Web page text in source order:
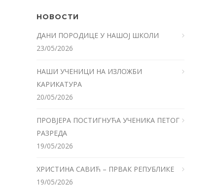
НОВОСТИ
ДАНИ ПОРОДИЦЕ У НАШОЈ ШКОЛИ
23/05/2026
НАШИ УЧЕНИЦИ НА ИЗЛОЖБИ
КАРИКАТУРА
20/05/2026
ПРОВЈЕРА ПОСТИГНУЋА УЧЕНИКА ПЕТОГ
РАЗРЕДА
19/05/2026
ХРИСТИНА САВИЋ – ПРВАК РЕПУБЛИКЕ
19/05/2026